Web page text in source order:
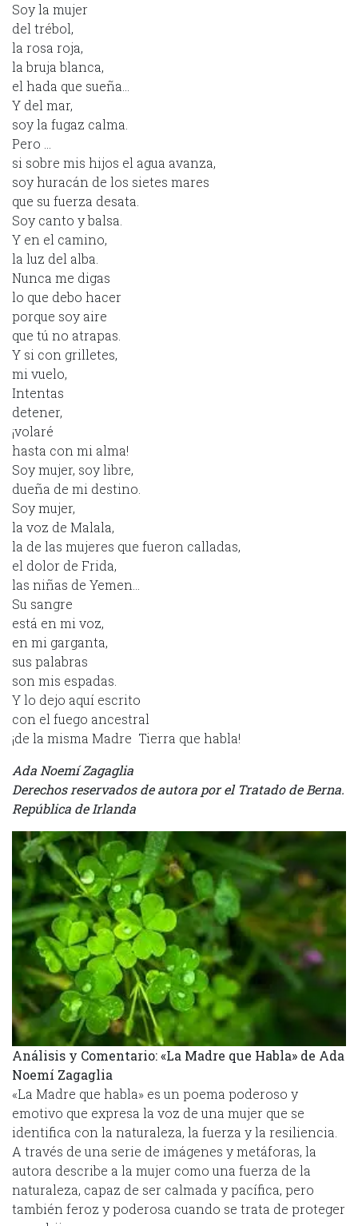
Soy la mujer
del trébol,
la rosa roja,
la bruja blanca,
el hada que sueña…
Y del mar,
soy la fugaz calma.
Pero …
si sobre mis hijos el agua avanza,
soy huracán de los sietes mares
que su fuerza desata.
Soy canto y balsa.
Y en el camino,
la luz del alba.
Nunca me digas
lo que debo hacer
porque soy aire
que tú no atrapas.
Y si con grilletes,
mi vuelo,
Intentas
detener,
¡volaré
hasta con mi alma!
Soy mujer, soy libre,
dueña de mi destino.
Soy mujer,
la voz de Malala,
la de las mujeres que fueron calladas,
el dolor de Frida,
las niñas de Yemen…
Su sangre
está en mi voz,
en mi garganta,
sus palabras
son mis espadas.
Y lo dejo aquí escrito
con el fuego ancestral
¡de la misma Madre Tierra que habla!
Ada Noemí Zagaglia
Derechos reservados de autora por el Tratado de Berna.
República de Irlanda
Análisis y Comentario: «La Madre que Habla» de Ada
Noemí Zagaglia
«La Madre que habla» es un poema poderoso y
emotivo que expresa la voz de una mujer que se
identifica con la naturaleza, la fuerza y la resiliencia.
A través de una serie de imágenes y metáforas, la
autora describe a la mujer como una fuerza de la
naturaleza, capaz de ser calmada y pacífica, pero
también feroz y poderosa cuando se trata de proteger